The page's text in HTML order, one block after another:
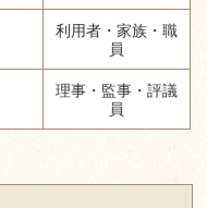
利用者・家族・職
員
理事・監事・評議
員